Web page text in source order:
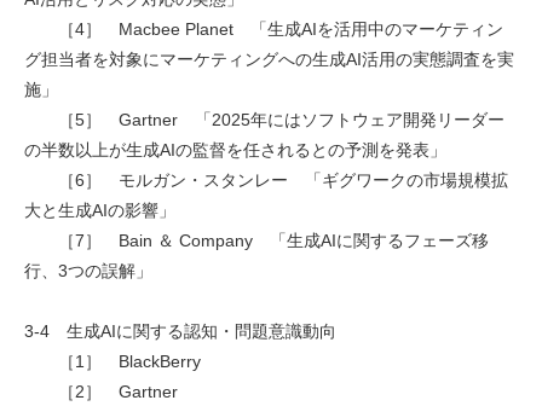
［4］ Macbee Planet 「生成AIを活用中のマーケティン
グ担当者を対象にマーケティングへの生成AI活用の実態調査を実
施」
［5］ Gartner 「2025年にはソフトウェア開発リーダー
の半数以上が生成AIの監督を任されるとの予測を発表」
［6］ モルガン・スタンレー 「ギグワークの市場規模拡
大と生成AIの影響」
［7］ Bain ＆ Company 「生成AIに関するフェーズ移
行、3つの誤解」
3-4 生成AIに関する認知・問題意識動向
［1］ BlackBerry
［2］ Gartner